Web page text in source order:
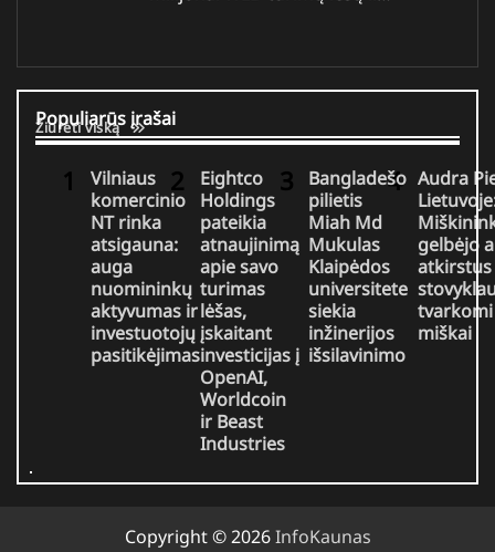
Populiarūs įrašai
Žiūrėti viską
Vilniaus
komercinio
NT rinka
atsigauna:
auga
nuomininkų
aktyvumas ir
investuotojų
pasitikėjimas
Eightco
Holdings
pateikia
atnaujinimą
apie savo
turimas
lėšas,
įskaitant
investicijas į
OpenAI,
Worldcoin
ir Beast
Industries
Bangladešo
pilietis
Miah Md
Mukulas
Klaipėdos
universitete
siekia
inžinerijos
išsilavinimo
Audra
gelbėjo
atkirstus
tvarkomi
miškai
Copyright © 2026InfoKaunas